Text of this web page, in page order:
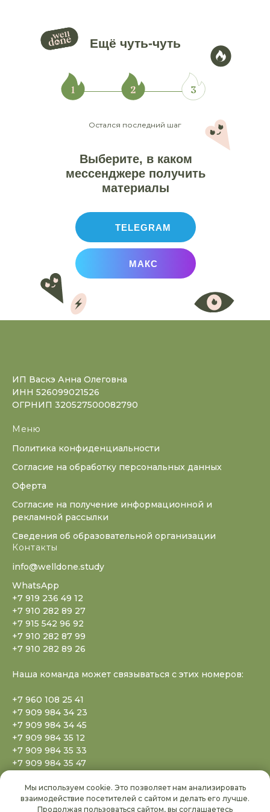
Ещё чуть-чуть
Остался последний шаг
Выберите, в каком
мессенджере получить
материалы
TELEGRAM
МАКС
ИП Васкэ Анна Олеговна
ИНН 526099021526
ОГРНИП 320527500082790
Меню
Политика конфиденциальности
Согласие на обработку персональных данных
Оферта
Согласие на получение информационной и
рекламной рассылки
Сведения об образовательной организации
Контакты
info@welldone.study
WhatsApp
+7 919 236 49 12
+7 910 282 89 27
+7 915 542 96 92
+7 910 282 87 99
+7 910 282 89 26
Наша команда может связываться с этих номеров:
+7 960 108 25 41
+7 909 984 34 23
+7 909 984 34 45
+7 909 984 35 12
+7 909 984 35 33
+7 909 984 35 47
+7 909 984 35 88
+7 909 984 35 99
Мы используем cookie. Это позволяет нам анализировать
взаимодействие посетителей с сайтом и делать его лучше.
Продолжая пользоваться сайтом, вы соглашаетесь